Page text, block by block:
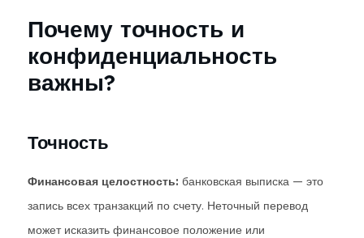
Почему точность и
конфиденциальность
важны?
Точность
Финансовая целостность: банковская выписка — это
запись всех транзакций по счету. Неточный перевод
может исказить финансовое положение или